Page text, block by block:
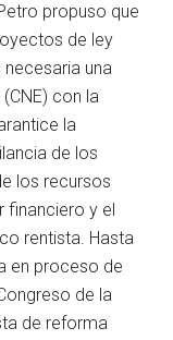
propuso que
de ley
una
con la
la
de los
los recursos
financiero y el
rentista. Hasta
en proceso de
de la
de reforma